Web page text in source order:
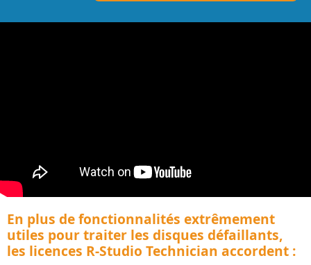
En plus de fonctionnalités extrêmement
utiles pour traiter les disques défaillants,
les licences R-Studio Technician accordent :